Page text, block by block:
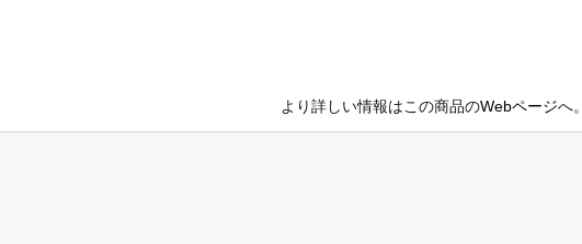
より詳しい情報はこの商品のWebページへ。